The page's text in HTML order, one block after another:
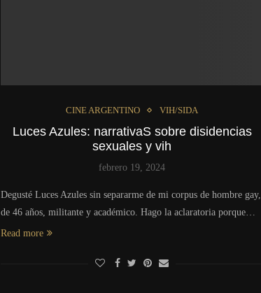
CINE ARGENTINO VIH/SIDA
Luces Azules: narrativaS sobre disidencias
sexuales y vih
febrero 19, 2024
Degusté Luces Azules sin separarme de mi corpus de hombre gay,
de 46 años, militante y académico. Hago la aclaratoria porque…
Read more